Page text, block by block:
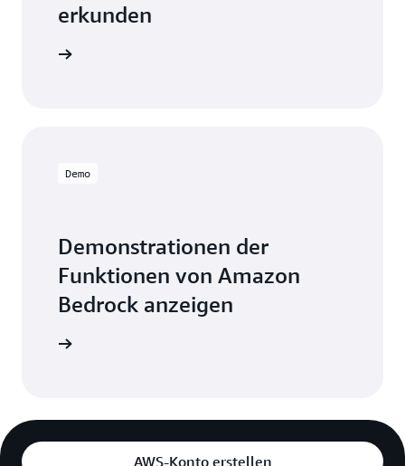
erkunden
Demo
Demonstrationen der
Funktionen von Amazon
Bedrock anzeigen
AWS-Konto erstellen